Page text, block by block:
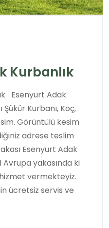
Kurbanlık
Esenyurt Adak
Kurbanı, Koç,
Görüntülü kesim
adrese teslim
Esenyurt Adak
Avrupa yakasında ki
vermekteyiz.
ücretsiz servis ve